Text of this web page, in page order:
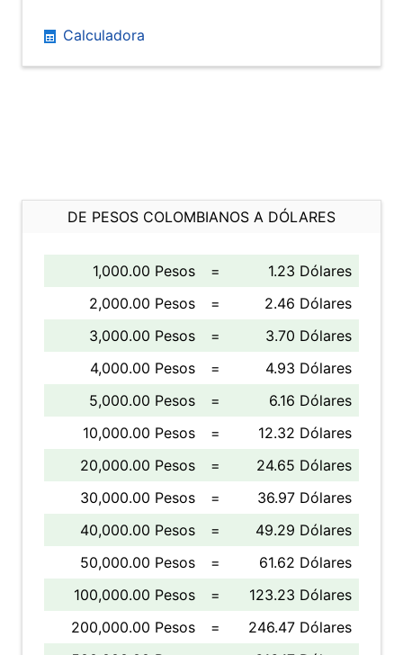
Calculadora
DE PESOS COLOMBIANOS A DÓLARES
1,000.00 Pesos =
1.23 Dólares
2,000.00 Pesos
=
2.46 Dólares
3,000.00 Pesos
=
3.70 Dólares
4,000.00 Pesos
=
4.93 Dólares
5,000.00 Pesos
=
6.16 Dólares
10,000.00 Pesos
=
12.32 Dólares
20,000.00 Pesos
=
24.65 Dólares
30,000.00 Pesos
=
36.97 Dólares
40,000.00 Pesos
=
49.29 Dólares
50,000.00 Pesos
=
61.62 Dólares
100,000.00 Pesos
=
123.23 Dólares
200,000.00 Pesos
=
246.47 Dólares